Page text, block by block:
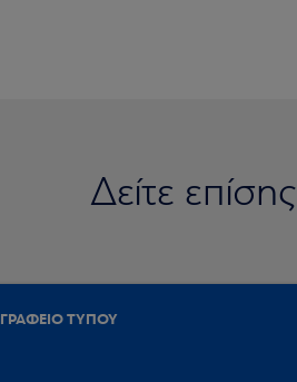
Δείτε επίσης
ΓΡΑΦΕΙΟ ΤΥΠΟΥ